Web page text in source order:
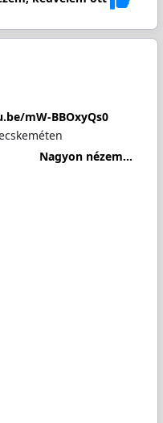
mW-BBOxyQs0
Nagyon nézem...